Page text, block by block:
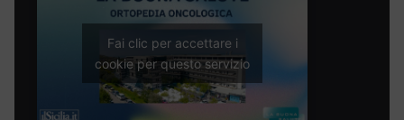
Fai clic per accettare i
cookie per questo servizio